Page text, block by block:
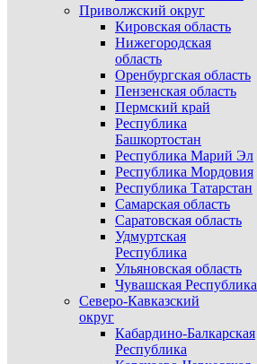
Приволжский округ
Кировская область
Нижегородская
область
Оренбургская область
Пензенская область
Пермский край
Республика
Башкортостан
Республика Марий Эл
Республика Мордовия
Республика Татарстан
Самарская область
Саратовская область
Удмуртская
Республика
Ульяновская область
Чувашская Республика
Северо-Кавказский
округ
Кабардино-Балкарская
Республика